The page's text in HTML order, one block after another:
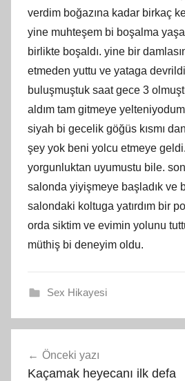
verdim boğazına kadar birkaç
yine muhteşem bi boşalma
birlikte boşaldı. yine bir
etmeden yuttu ve yataga
buluşmuştuk saat gece 3
aldım tam gitmeye
siyah bi gecelik göğüs kısmı
şey yok beni yolcu etmeye
yorgunluktan uyumustu bile.
salonda yiyişmeye başladık ve
salondaki koltuga yatırdım bir
orda siktim ve evimin yolunu
müthiş bi deneyim oldu.
Sex Hikayesi
gezinmesi
Önceki yazı
Kaçamak heyecanı ilk defa